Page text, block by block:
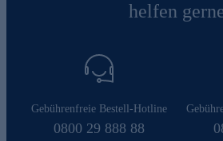
helfen
Gebührenfreie Bestell-Hotline
0800 29 888 88